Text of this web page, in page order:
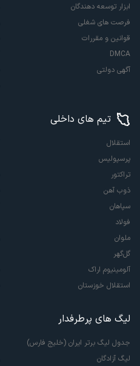
ابزار توسعه دهندگان
فرصت های شغلی
قوانین و مقررات
DMCA
آگهی دولتی
تیم های داخلی
استقلال
پرسپولیس
تراکتور
ذوب آهن
سپاهان
فولاد
ملوان
گل‌گهر
آلومینیوم اراک
استقلال خوزستان
لیگ های پرطرفدار
جدول لیگ برتر ایران (خلیج فارس)
لیگ آزادگان